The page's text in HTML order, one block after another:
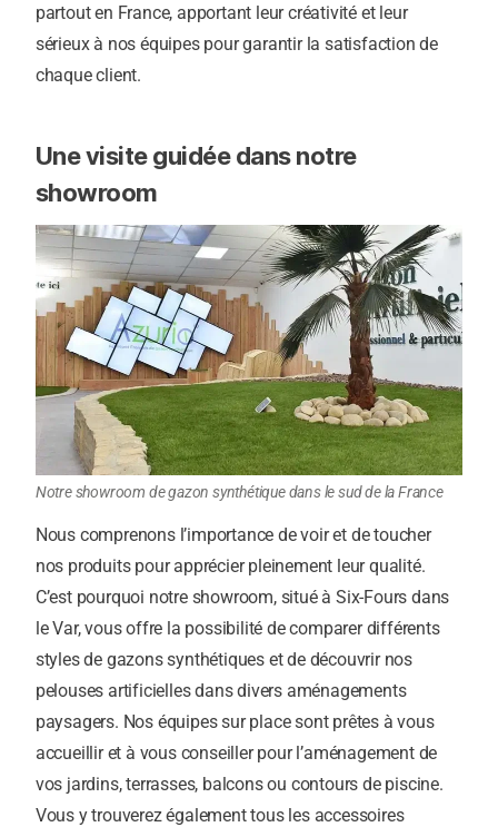
partout en France, apportant leur créativité et leur
sérieux à nos équipes pour garantir la satisfaction de
chaque client.
Une visite guidée dans notre
showroom
Notre showroom de gazon synthétique dans le sud de la France
Nous comprenons l’importance de voir et de toucher
nos produits pour apprécier pleinement leur qualité.
C’est pourquoi notre showroom, situé à Six-Fours dans
le Var, vous offre la possibilité de comparer différents
styles de gazons synthétiques et de découvrir nos
pelouses artificielles dans divers aménagements
paysagers. Nos équipes sur place sont prêtes à vous
accueillir et à vous conseiller pour l’aménagement de
vos jardins, terrasses, balcons ou contours de piscine.
Vous y trouverez également tous les accessoires